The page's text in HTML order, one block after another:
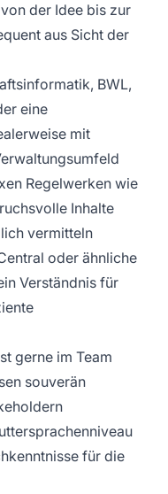
der Idee bis zur
aus Sicht der
BWL,
eine
mit
Regelwerken wie
Inhalte
vermitteln
oder ähnliche
Verständnis für
gerne im Team
souverän
für die